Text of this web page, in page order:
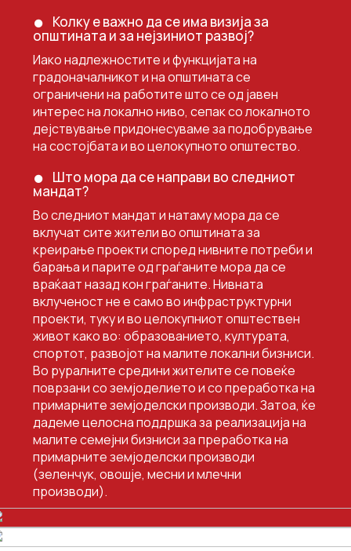
Колку е важно да се има визија за
општината и за нејзиниот развој?
Иако надлежностите и функцијата на
градоначалникот и на општината се
ограничени на работите што се од јавен
интерес на локално ниво, сепак со локалното
дејствување придонесуваме за подобрување
на состојбата и во целокупното општество.
Што мора да се направи во следниот
мандат?
Во следниот мандат и натаму мора да се
вклучат сите жители во општината за
креирање проекти според нивните потреби и
барања и парите од граѓаните мора да се
враќаат назад кон граѓаните. Нивната
вклученост не е само во инфраструктурни
проекти, туку и во целокупниот општествен
живот како во: образованието, културата,
спортот, развојот на малите локални бизниси.
Во руралните средини жителите се повеќе
поврзани со земјоделието и со преработка на
примарните земјоделски производи. Затоа, ќе
дадеме целосна поддршка за реализација на
малите семејни бизниси за преработка на
примарните земјоделски производи
(зеленчук, овошје, месни и млечни
производи).